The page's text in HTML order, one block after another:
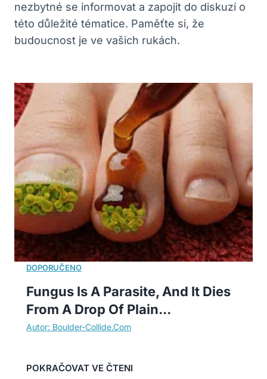
nezbytné se informovat a zapojit do diskuzí o
této důležité tématice. Paměťte si, že
budoucnost je ve vašich rukách.
Fungus Is A Parasite, And It Dies
From A Drop Of Plain...